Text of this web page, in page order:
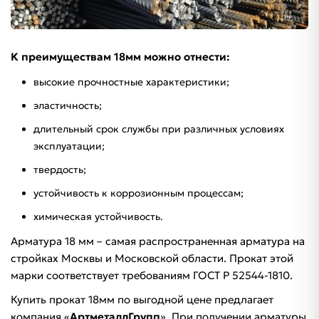
К преимуществам 18мм можно отнести:
высокие прочностные характеристики;
эластичность;
длительный срок службы при различных условиях
эксплуатации;
твердость;
устойчивость к коррозионным процессам;
химическая устойчивость.
Арматура 18 мм – самая распространенная арматура на
стройках Москвы и Московской области. Прокат этой
марки соответствует требованиям ГОСТ Р 52544-1810.
Купить прокат 18мм по выгодной цене предлагает